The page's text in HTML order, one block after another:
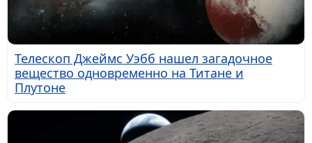
Телескоп Джеймс Уэбб нашел загадочное
вещество одновременно на Титане и
Плутоне